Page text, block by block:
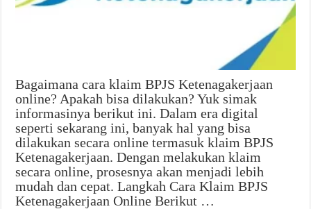
Bagaimana cara klaim BPJS Ketenagakerjaan
online? Apakah bisa dilakukan? Yuk simak
informasinya berikut ini. Dalam era digital
seperti sekarang ini, banyak hal yang bisa
dilakukan secara online termasuk klaim BPJS
Ketenagakerjaan. Dengan melakukan klaim
secara online, prosesnya akan menjadi lebih
mudah dan cepat. Langkah Cara Klaim BPJS
Ketenagakerjaan Online Berikut …